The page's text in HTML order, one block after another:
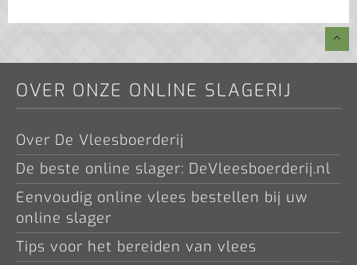
OVER ONZE ONLINE SLAGERIJ
Over De Vleesboerderij
De beste online slager: DeVleesboerderij.nl
Eenvoudig online vlees bestellen bij uw
online slager
Tips voor het bereiden van vlees